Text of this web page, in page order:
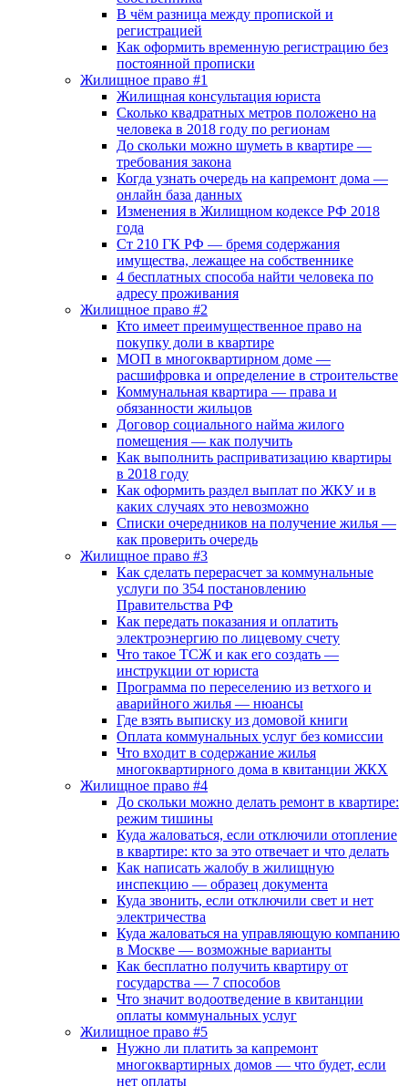
В чём разница между пропиской и
регистрацией
Как оформить временную регистрацию без
постоянной прописки
Жилищное право #1
Жилищная консультация юриста
Сколько квадратных метров положено на
человека в 2018 году по регионам
До скольки можно шуметь в квартире —
требования закона
Когда узнать очередь на капремонт дома —
онлайн база данных
Изменения в Жилищном кодексе РФ 2018
года
Ст 210 ГК РФ — бремя содержания
имущества, лежащее на собственнике
4 бесплатных способа найти человека по
адресу проживания
Жилищное право #2
Кто имеет преимущественное право на
покупку доли в квартире
МОП в многоквартирном доме —
расшифровка и определение в строительстве
Коммунальная квартира — права и
обязанности жильцов
Договор социального найма жилого
помещения — как получить
Как выполнить расприватизацию квартиры
в 2018 году
Как оформить раздел выплат по ЖКУ и в
каких случаях это невозможно
Списки очередников на получение жилья —
как проверить очередь
Жилищное право #3
Как сделать перерасчет за коммунальные
услуги по 354 постановлению
Правительства РФ
Как передать показания и оплатить
электроэнергию по лицевому счету
Что такое ТСЖ и как его создать —
инструкции от юриста
Программа по переселению из ветхого и
аварийного жилья — нюансы
Где взять выписку из домовой книги
Оплата коммунальных услуг без комиссии
Что входит в содержание жилья
многоквартирного дома в квитанции ЖКХ
Жилищное право #4
До скольки можно делать ремонт в квартире:
режим тишины
Куда жаловаться, если отключили отопление
в квартире: кто за это отвечает и что делать
Как написать жалобу в жилищную
инспекцию — образец документа
Куда звонить, если отключили свет и нет
электричества
Куда жаловаться на управляющую компанию
в Москве — возможные варианты
Как бесплатно получить квартиру от
государства — 7 способов
Что значит водоотведение в квитанции
оплаты коммунальных услуг
Жилищное право #5
Нужно ли платить за капремонт
многоквартирных домов — что будет, если
нет оплаты